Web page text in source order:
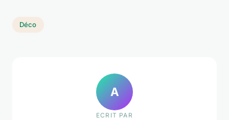
Déco
A
ECRIT PAR